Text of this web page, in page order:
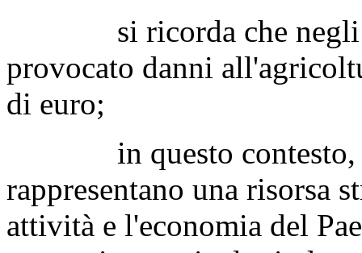
si ricorda che negli
provocato danni
di euro;
in questo contesto,
rappresentano una risorsa
attività e l'economia del